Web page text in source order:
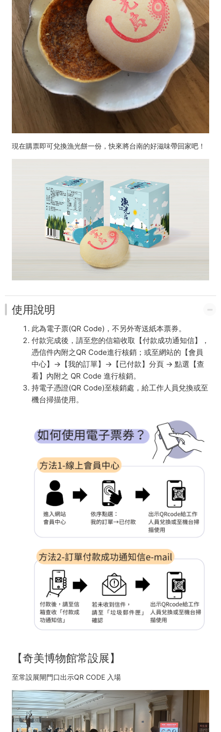
現在購票即可兌換漁光餅一份，快來將台南的好滋味帶回家吧！
使用說明
此為電子票(QR Code)，不另外寄送紙本票券。
付款完成後，請至您的信箱收取【付款成功通知信】，
憑信件內附之QR Code進行核銷；或至網站的【會員
中心】→【我的訂單】→【已付款】分頁 → 點選【查
看】內附之 QR Code 進行核銷。
持電子憑證(QR Code)至核銷處，給工作人員兌換或至
機台掃描使用。
【奇美博物館常設展】
至常設展閘門口出示QR CODE 入場